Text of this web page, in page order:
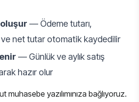
— Ödeme tutarı,
net tutar otomatik kaydedilir
— Günlük ve aylık satış
hazır olur
muhasebe yazılımınıza bağlıyoruz.